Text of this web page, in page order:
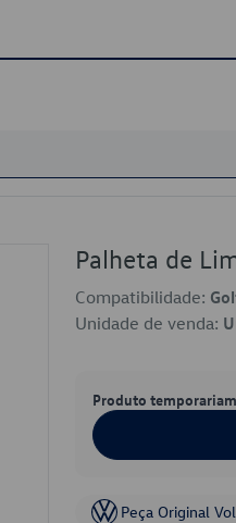
Palheta de
Compatibilidade:
Unidade de venda:
Produto
Peça Original